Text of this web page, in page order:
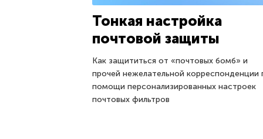
Тонкая настройка
почтовой защиты
Как защититься от «почтовых бомб» и
прочей нежелательной корреспонденции
помощи персонализированных настроек
почтовых фильтров